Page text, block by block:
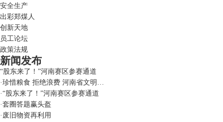
安全生产
出彩郑煤人
创新天地
员工论坛
政策法规
新闻发布
“股东来了！”河南赛区参赛通道
·珍惜粮食 拒绝浪费 河南省文明…
·“股东来了！”河南赛区参赛通道
·套圈答题赢头盔
· 废旧物资再利用